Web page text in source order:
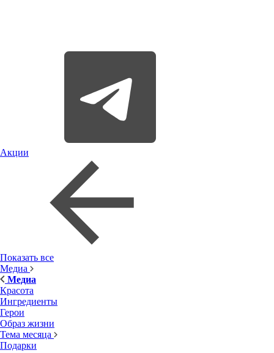
Акции
Показать все
Медиа
Медиа
Красота
Ингредиенты
Герои
Образ жизни
Тема месяца
Подарки